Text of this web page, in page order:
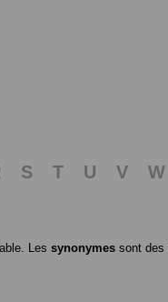
S T U V W
Les synonymes sont des